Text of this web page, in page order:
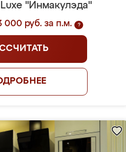
"Инмакулэда"
000 руб. за п.м. ?